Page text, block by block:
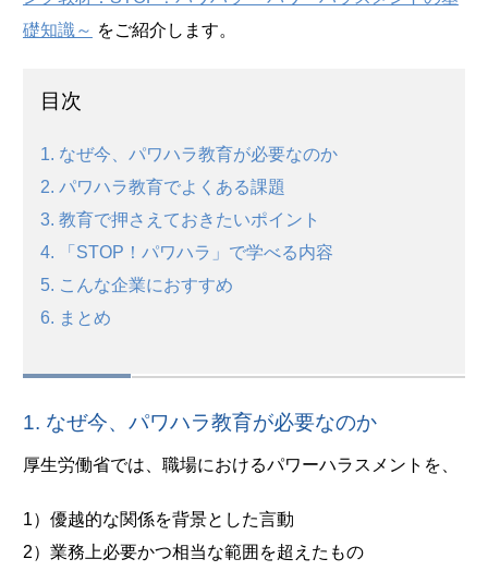
礎知識～ をご紹介します。
目次
1. なぜ今、パワハラ教育が必要なのか
2. パワハラ教育でよくある課題
3. 教育で押さえておきたいポイント
4. 「STOP！パワハラ」で学べる内容
5. こんな企業におすすめ
6. まとめ
1. なぜ今、パワハラ教育が必要なのか
厚生労働省では、職場におけるパワーハラスメントを、
1）優越的な関係を背景とした言動
2）業務上必要かつ相当な範囲を超えたもの